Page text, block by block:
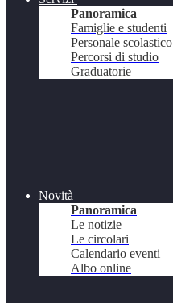
Panoramica
Famiglie e studenti
Personale scolastico
Percorsi di studio
Graduatorie
Novità
Panoramica
Le notizie
Le circolari
Calendario eventi
Albo online